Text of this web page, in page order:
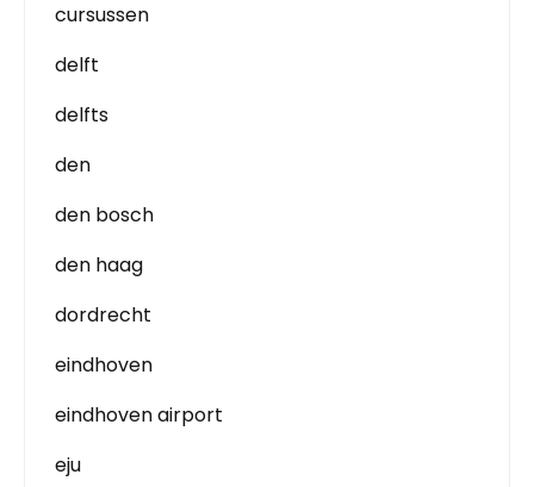
cursussen
delft
delfts
den
den bosch
den haag
dordrecht
eindhoven
eindhoven airport
eju